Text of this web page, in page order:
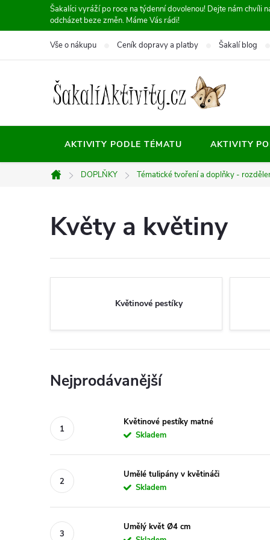
Šakalíci vyráží po roce na týdenní dovolenou! Dejte nám
odcházet beze změn. Máme Vás rádi!
Vše o nákupu Ceník dopravy a platby Šakalí blog
AKTIVITY PODLE TÉMATU AKTIVITY
Domů
DOPLŇKY Tématické tvoření a doplňky -
Květy a květiny
Květinové pestíky
Nejprodávanější
Květinové pestíky matné
Skladem
Umělé tulipány v květináči
Skladem
Umělý květ Ø4 cm